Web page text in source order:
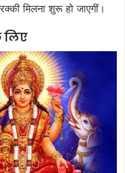
मिलना शुरू हो जाएगीं।
लिए